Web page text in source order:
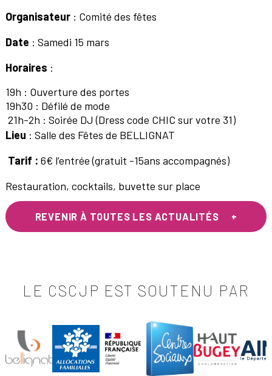
Organisateur: Comité des fêtes
Date : Samedi 15 mars
Horaires :
19h : Ouverture des portes
19h30 : Défilé de mode
21h-2h : Soirée DJ (Dress code CHIC sur votre 31)
Lieu : Salle des Fêtes de BELLIGNAT
Tarif : 6€ l’entrée (gratuit -15ans accompagnés)
Restauration, cocktails, buvette sur place
REVENIR À TOUTES LES ACTUALITÉS
LE CSCJP EST SOUTENU PAR